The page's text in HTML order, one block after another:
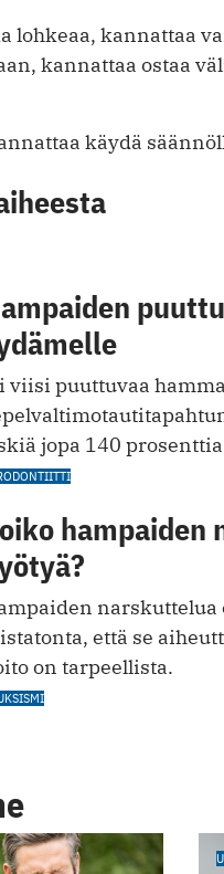
lohkeaa, kannattaa
kannattaa ostaa
käydä
viisi puuttuvaa
jopa 140
että se
on tarpeellista.